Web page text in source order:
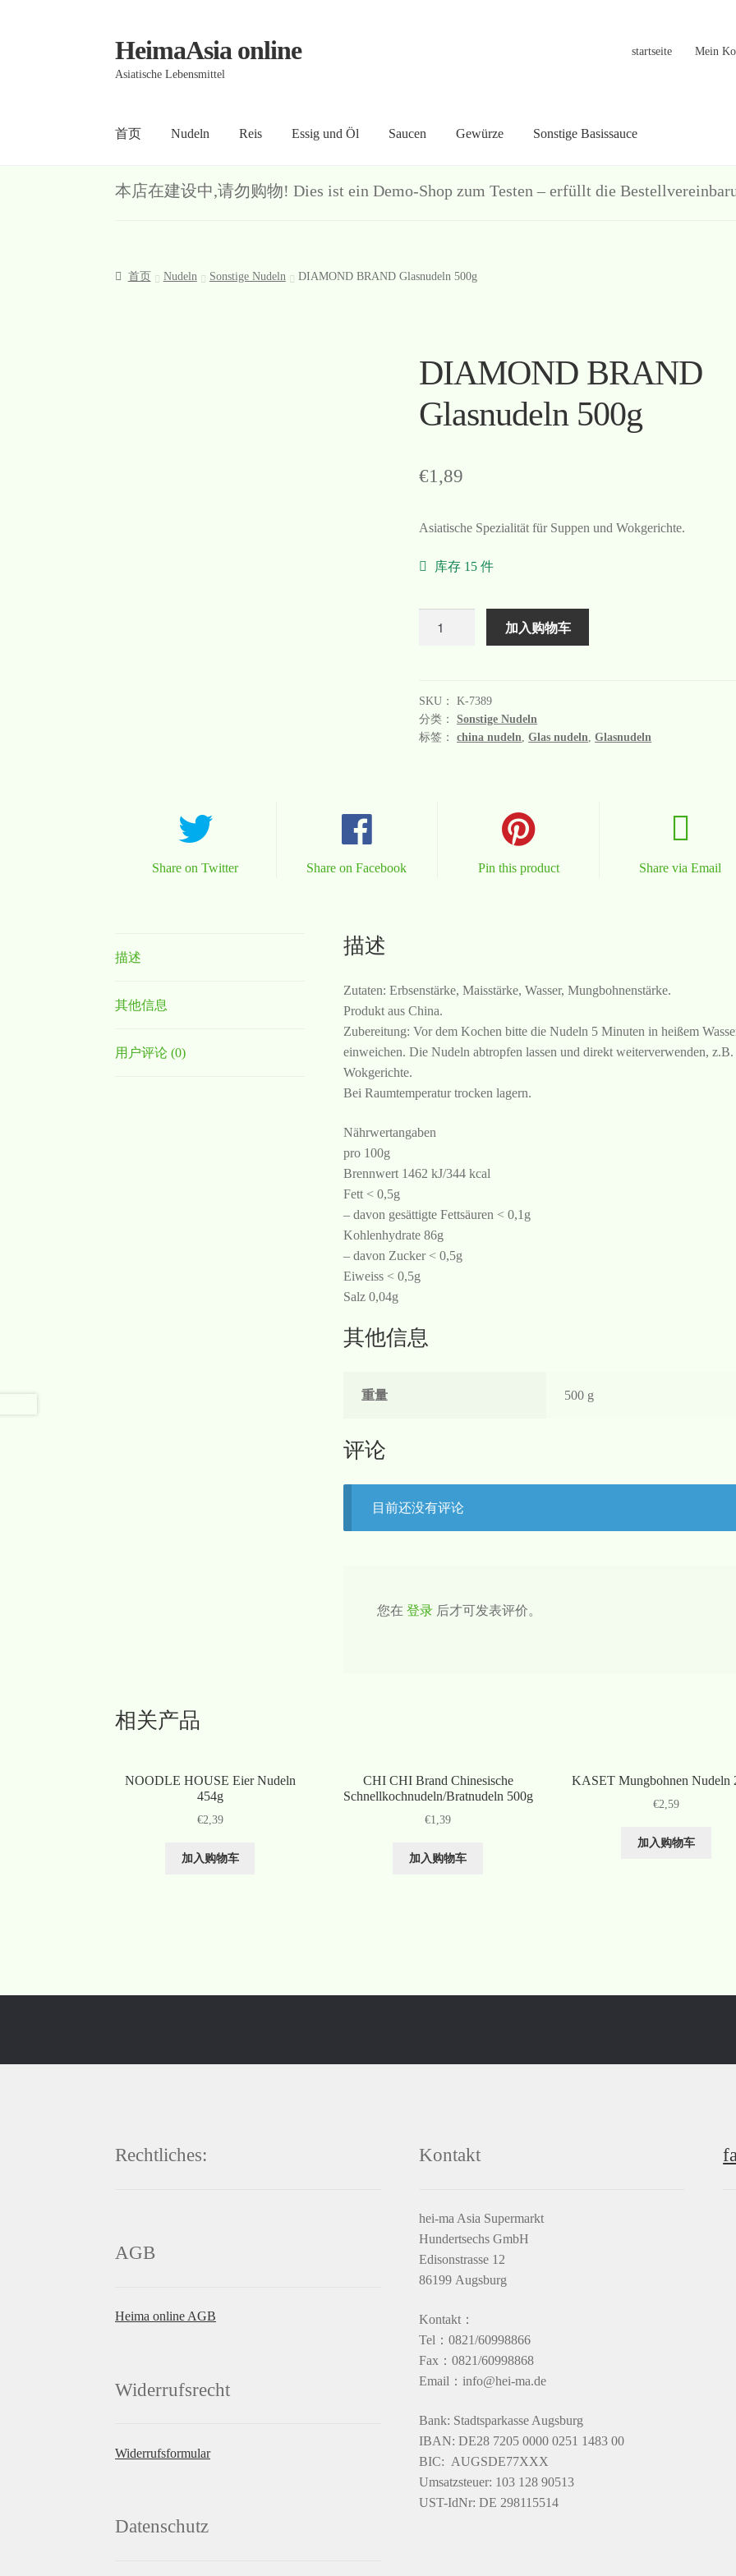
Skip
Skip
HeimaAsia online
Asiatische Lebensmittel
startseite Mein
首页 Nudeln Reis Essig und Öl Saucen Gewürze Sonstige Basissauce
首页About AGB Contact Datenschutz Kasse Mein Konto Warenkorb Welcome Widerrufsformular 关于 联系
本店在建设中,请勿购物! Dies ist ein Demo-Shop zum Testen – erfüllt die
首页 Nudeln Sonstige Nudeln DIAMOND BRAND Glasnudeln 500g
DIAMOND BRAND
Glasnudeln 500g
€1,89
Asiatische Spezialität für Suppen und Wokgerichte.
库存 15 件
加入购物车
SKU：K-7389
分类：Sonstige Nudeln
标签：china nudeln ,Glas nudeln ,Glasnudeln
Share on Twitter Share on Facebook Pin this product Share via Email
描述
其他信息
用户评论 (0)
描述
Zutaten: Erbsenstärke, Maisstärke, Wasser, Mungbohnenstärke.
Produkt aus China.
Zubereitung: Vor dem Kochen bitte die Nudeln 5 Minuten in heißem
einweichen. Die Nudeln abtropfen lassen und direkt weiterverwenden,
Wokgerichte.
Bei Raumtemperatur trocken lagern.
Nährwertangaben
pro 100g
Brennwert 1462 kJ/344 kcal
Fett < 0,5g
– davon gesättigte Fettsäuren < 0,1g
Kohlenhydrate 86g
– davon Zucker < 0,5g
Eiweiss < 0,5g
Salz 0,04g
其他信息
重量 500 g
评论
目前还没有评论
您在登录 后才可发表评价。
相关产品
NOODLE HOUSE Eier Nudeln
454g
€2,39
加入购物车
CHI CHI Brand Chinesische
Schnellkochnudeln/Bratnudeln 500g
€1,39
加入购物车
KASET Mungbohnen Nudeln
€2,59
加入购物车
Rechtliches:
AGB
Heima online AGB
Widerrufsrecht
Widerrufsformular
Datenschutz
Kontakt
hei-ma Asia Supermarkt
Hundertsechs GmbH
Edisonstrasse 12
86199 Augsburg
Kontakt：
Tel：0821/60998866
Fax：0821/60998868
Email：info@hei-ma.de
Bank: Stadtsparkasse Augsburg
IBAN: DE28 7205 0000 0251 1483 00
BIC: AUGSDE77XXX
Umsatzsteuer: 103 128 90513
UST-IdNr: DE 298115514